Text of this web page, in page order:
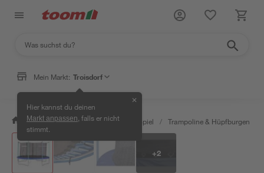
Mein Markt: Troisdorf
Hier kannst du deinen
Markt anpassen , falls er nicht
stimmt.
✕
/ Garten & Freizeit / Outdoor & Spiel / Trampoline & Hüpfburgen
+2